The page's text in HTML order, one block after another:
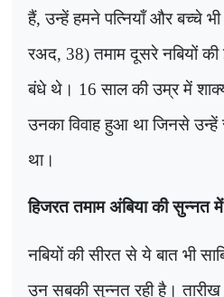
हैं,उन्हें हमने पत्नियाँ और बच्चे
रअद, 38)तमाम दूसरे नबियों की
बंधे थे। 16 साल की उम्र में
उनका विवाह हुआ था जिनसे
था।
हिजरत तमाम अंबिया की सुन्नत
नबियों की सीरत से ये बात भी
उन सबकी सुन्नत रही है।